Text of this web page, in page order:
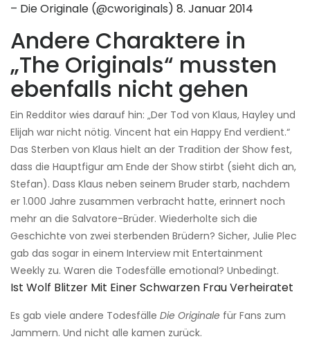
– Die Originale (@cworiginals) 8. Januar 2014
Andere Charaktere in
„The Originals“ mussten
ebenfalls nicht gehen
Ein Redditor wies darauf hin: „Der Tod von Klaus, Hayley und
Elijah war nicht nötig. Vincent hat ein Happy End verdient.“
Das Sterben von Klaus hielt an der Tradition der Show fest,
dass die Hauptfigur am Ende der Show stirbt (sieht dich an,
Stefan). Dass Klaus neben seinem Bruder starb, nachdem
er 1.000 Jahre zusammen verbracht hatte, erinnert noch
mehr an die Salvatore-Brüder. Wiederholte sich die
Geschichte von zwei sterbenden Brüdern? Sicher, Julie Plec
gab das sogar in einem Interview mit Entertainment
Weekly zu. Waren die Todesfälle emotional? Unbedingt.
Ist Wolf Blitzer Mit Einer Schwarzen Frau Verheiratet
Es gab viele andere Todesfälle Die Originale für Fans zum
Jammern. Und nicht alle kamen zurück.